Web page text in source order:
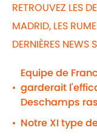
RETROUVEZ LES
MADRID, LES
DERNIÈRES NEWS
•
Equipe de
garderait
Deschamps
• Notre XI type